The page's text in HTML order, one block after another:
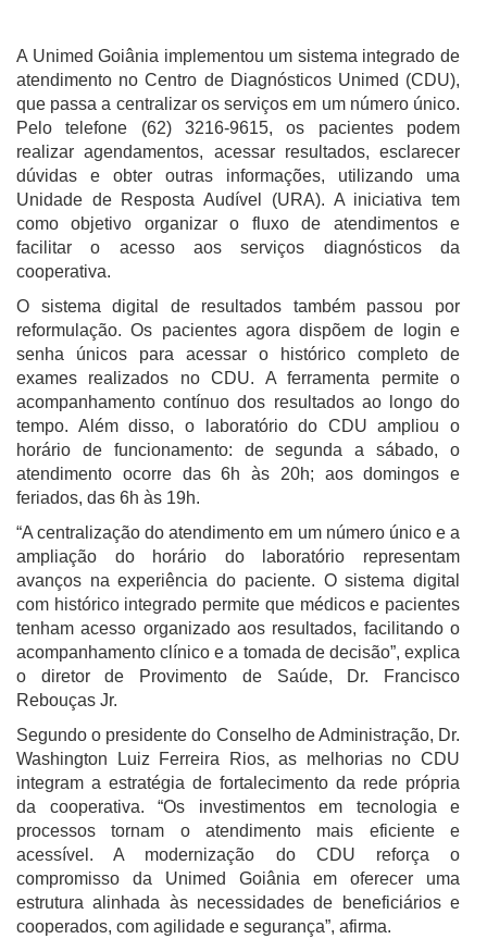
A Unimed Goiânia implementou um sistema integrado de
atendimento no Centro de Diagnósticos Unimed (CDU),
que passa a centralizar os serviços em um número único.
Pelo telefone (62) 3216-9615, os pacientes podem
realizar agendamentos, acessar resultados, esclarecer
dúvidas e obter outras informações, utilizando uma
Unidade de Resposta Audível (URA). A iniciativa tem
como objetivo organizar o fluxo de atendimentos e
facilitar o acesso aos serviços diagnósticos da
cooperativa.
O sistema digital de resultados também passou por
reformulação. Os pacientes agora dispõem de login e
senha únicos para acessar o histórico completo de
exames realizados no CDU. A ferramenta permite o
acompanhamento contínuo dos resultados ao longo do
tempo. Além disso, o laboratório do CDU ampliou o
horário de funcionamento: de segunda a sábado, o
atendimento ocorre das 6h às 20h; aos domingos e
feriados, das 6h às 19h.
“A centralização do atendimento em um número único e a
ampliação do horário do laboratório representam
avanços na experiência do paciente. O sistema digital
com histórico integrado permite que médicos e pacientes
tenham acesso organizado aos resultados, facilitando o
acompanhamento clínico e a tomada de decisão”, explica
o diretor de Provimento de Saúde, Dr. Francisco
Rebouças Jr.
Segundo o presidente do Conselho de Administração, Dr.
Washington Luiz Ferreira Rios, as melhorias no CDU
integram a estratégia de fortalecimento da rede própria
da cooperativa. “Os investimentos em tecnologia e
processos tornam o atendimento mais eficiente e
acessível. A modernização do CDU reforça o
compromisso da Unimed Goiânia em oferecer uma
estrutura alinhada às necessidades de beneficiários e
cooperados, com agilidade e segurança”, afirma.